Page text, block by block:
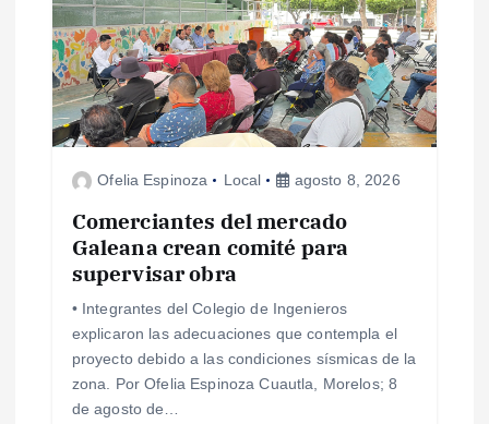
s
Ofelia Espinoza Local agosto 8, 2026
Comerciantes del mercado
Galeana crean comité para
supervisar obra
• Integrantes del Colegio de Ingenieros
explicaron las adecuaciones que contempla el
proyecto debido a las condiciones sísmicas de la
zona. Por Ofelia Espinoza Cuautla, Morelos; 8
de agosto de…